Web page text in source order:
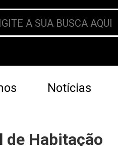
Notícias
de Habitação